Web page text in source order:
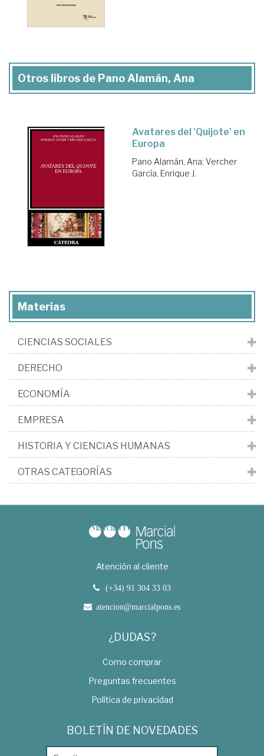
Otros libros de Pano Alamán, Ana
Avatares del 'Quijote' en
Europa
Pano Alamán, Ana; Vercher
García, Enrique J.
Materias
CIENCIAS SOCIALES
DERECHO
ECONOMÍA
EMPRESA
HISTORIA Y CIENCIAS HUMANAS
OTRAS CATEGORÍAS
Atención al cliente
(+34) 91 304 33 03
atencion@marcialpons.es
¿DUDAS?
Como comprar
Preguntas frecuentes
Política de privacidad
BOLETÍN DE NOVEDADES